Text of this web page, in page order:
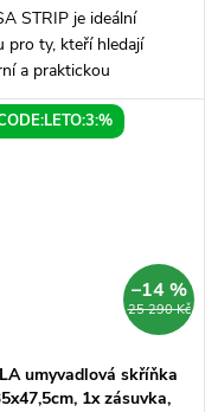
STRIP je ideální
pro ty, kteří hledají
a praktickou
skříňku s
úložného prostoru.
25 290 Kč
–14 %
umyvadlová skříňka
1x zásuvka,